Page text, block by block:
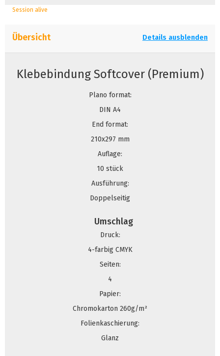
Session alive
Übersicht Details ausblenden
Klebebindung Softcover (Premium)
Plano format:
DIN A4
End format:
210x297 mm
Auflage:
10 stück
Ausführung:
Doppelseitig
Umschlag
Druck:
4-farbig CMYK
Seiten:
4
Papier:
Chromokarton 260g/m²
Folienkaschierung:
Glanz